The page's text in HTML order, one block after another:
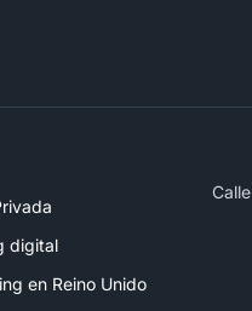
digital
en Reino Unido